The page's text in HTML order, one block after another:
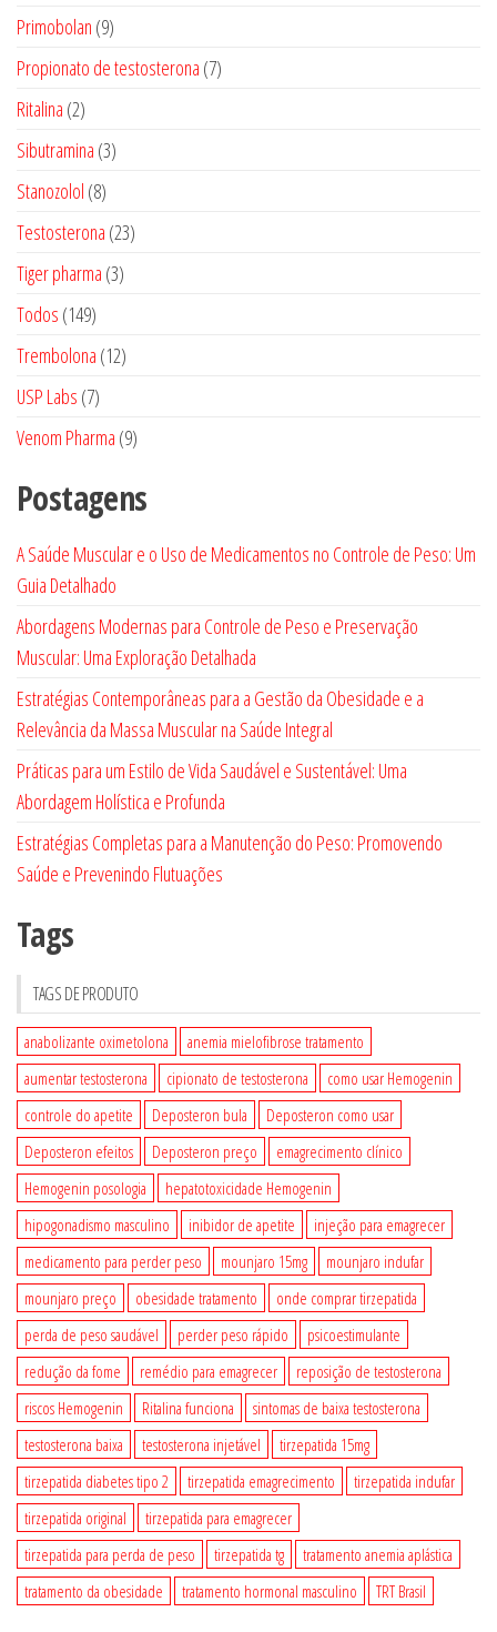
produtos
Primobolan 99
produtos
Propionato de testosterona 77
Ritalina 22
produtos
Sibutramina 33
Stanozolol 88
produtos
Testosterona 2323
Tiger pharma 33
Todos 149149
produtos
Trembolona 1212
USP Labs 77
produtos
Venom Pharma 99
Postagens
A Saúde Muscular e o Uso de Medicamentos no Controle de Peso: Um
Guia Detalhado
Abordagens Modernas para Controle de Peso e Preservação
Muscular: Uma Exploração Detalhada
Estratégias Contemporâneas para a Gestão da Obesidade e a
Relevância da Massa Muscular na Saúde Integral
Práticas para um Estilo de Vida Saudável e Sustentável: Uma
Abordagem Holística e Profunda
Estratégias Completas para a Manutenção do Peso: Promovendo
Saúde e Prevenindo Flutuações
Tags
TAGS DE PRODUTO
anabolizante oximetolona
anemia mielofibrose tratamento
aumentar testosterona
cipionato de testosterona
como usar Hemogenin
controle do apetite
Deposteron bula
Deposteron como usar
Deposteron efeitos
Deposteron preço
emagrecimento clínico
Hemogenin posologia
hepatotoxicidade Hemogenin
hipogonadismo masculino
inibidor de apetite
injeção para emagrecer
medicamento para perder peso
mounjaro 15mg
mounjaro indufar
mounjaro preço
obesidade tratamento
onde comprar tirzepatida
perda de peso saudável
perder peso rápido
psicoestimulante
redução da fome
remédio para emagrecer
reposição de testosterona
riscos Hemogenin
Ritalina funciona
sintomas de baixa testosterona
testosterona baixa
testosterona injetável
tirzepatida 15mg
tirzepatida diabetes tipo 2
tirzepatida emagrecimento
tirzepatida indufar
tirzepatida original
tirzepatida para emagrecer
tirzepatida para perda de peso
tirzepatida tg
tratamento anemia aplástica
tratamento da obesidade
tratamento hormonal masculino TRT Brasil